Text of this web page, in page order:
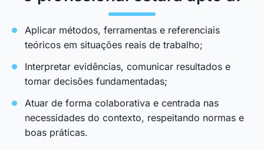
Aplicar métodos, ferramentas e referenciais
teóricos em situações reais de trabalho;
Interpretar evidências, comunicar resultados e
tomar decisões fundamentadas;
Atuar de forma colaborativa e centrada nas
necessidades do contexto, respeitando normas e
boas práticas.